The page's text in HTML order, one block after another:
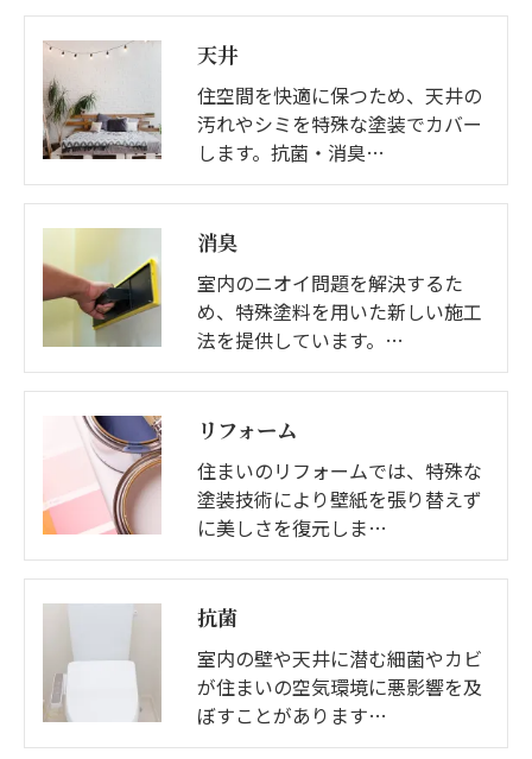
天井
住空間を快適に保つため、天井の
汚れやシミを特殊な塗装でカバー
します。抗菌・消臭…
消臭
室内のニオイ問題を解決するた
め、特殊塗料を用いた新しい施工
法を提供しています。…
リフォーム
住まいのリフォームでは、特殊な
塗装技術により壁紙を張り替えず
に美しさを復元しま…
抗菌
室内の壁や天井に潜む細菌やカビ
が住まいの空気環境に悪影響を及
ぼすことがあります…